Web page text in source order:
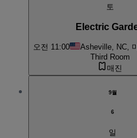
토
Electric
오전 11:00 Asheville, NC,
Third Room
매진
9월
6
일